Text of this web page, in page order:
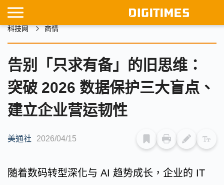
科技网 商情
告别「只求有备」的旧思维：
突破 2026 数据保护三大盲点、
建立企业营运韧性
美通社 2026/04/15
随着数码转型深化与 AI 趋势成长，企业的 IT